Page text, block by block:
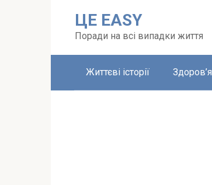
ЦЕ EASY
Поради на всі випадки життя
Життєві історії Здоров’я